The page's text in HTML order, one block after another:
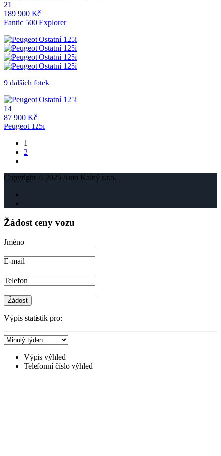
21
189 900 Kč
Fantic 500 Explorer
9 dalších fotek
14
87 900 Kč
Peugeot 125i
1
2
Copyright © 2025 Auto Kalný s.r.o.
Žádost ceny vozu
Jméno
E-mail
Telefon
Žádost
Výpis statistik pro:
Výpis výhled
Telefonní číslo výhled